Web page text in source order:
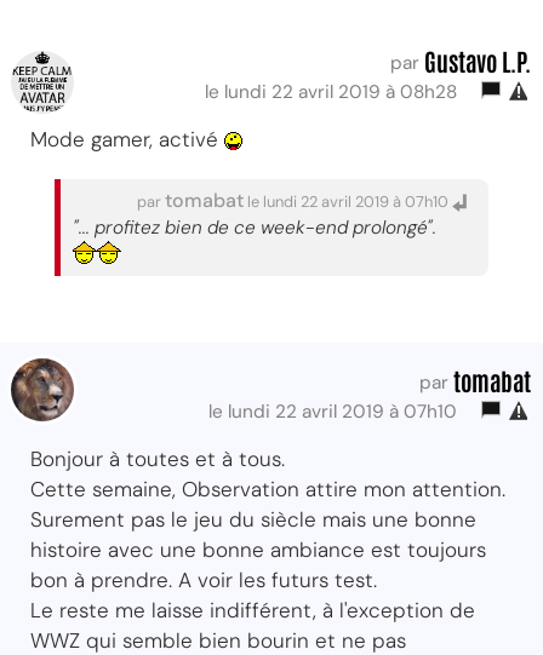
par Gustavo L.P.
le lundi 22 avril 2019 à 08h28
Mode gamer, activé
partomabat le lundi 22 avril 2019 à 07h10
"... profitez bien de ce week-end prolongé".
par tomabat
le lundi 22 avril 2019 à 07h10
Bonjour à toutes et à tous.
Cette semaine, Observation attire mon attention.
Surement pas le jeu du siècle mais une bonne
histoire avec une bonne ambiance est toujours
bon à prendre. A voir les futurs test.
Le reste me laisse indifférent, à l'exception de
WWZ qui semble bien bourin et ne pas